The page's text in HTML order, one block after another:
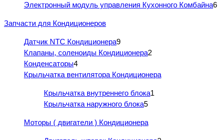
Электронный модуль управления Кухонного Комбайна6
Запчасти для Кондиционеров
Датчик NTC Кондиционера9
Клапаны, соленоиды Кондиционера2
Конденсаторы4
Крыльчатка вентилятора Кондиционера
Крыльчатка внутреннего блока1
Крыльчатка наружного блока5
Моторы ( двигатели ) Кондиционера